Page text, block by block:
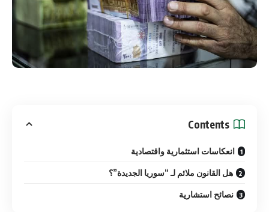
Contents
انعكاسات استثمارية واقتصادية
هل القانون ملائم لـ “سوريا الجديدة”؟
نصائح استشارية